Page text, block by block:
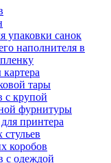
упаковки санок
наполнителя в
тары
с крупой
фурнитуры
принтера
стульев
коробов
с одеждой